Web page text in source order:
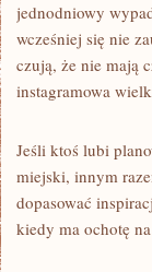
jednodniowy
wcześniej się nie
czują, że nie mają
instagramowa
Jeśli ktoś lubi
miejski, innym
dopasować
kiedy ma ochotę